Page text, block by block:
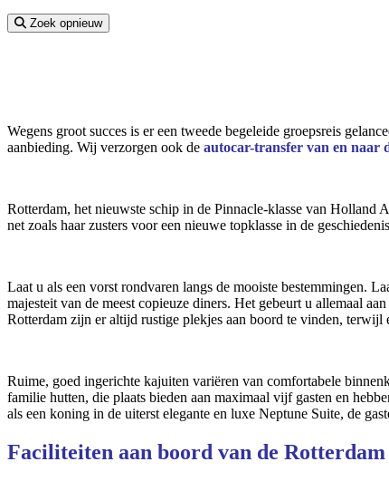
Zoek opnieuw
Wegens groot succes is er een tweede begeleide groepsreis
aanbieding. Wij verzorgen ook de autocar-transfer van en naar
Rotterdam, het nieuwste schip in de Pinnacle-klasse van Holland
net zoals haar zusters voor een nieuwe topklasse in de
Laat u als een vorst rondvaren langs de mooiste bestemmingen.
majesteit van de meest copieuze diners. Het gebeurt u allemaal
Rotterdam zijn er altijd rustige plekjes aan boord te vinden,
Ruime, goed ingerichte kajuiten variëren van comfortabele
familie hutten, die plaats bieden aan maximaal vijf gasten en
als een koning in de uiterst elegante en luxe Neptune Suite, de
Faciliteiten aan boord van de Rotterdam